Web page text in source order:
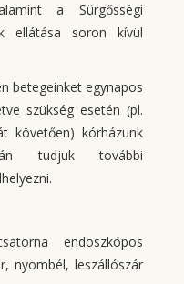
a Sürgősségi
ellátása soron kívül
betegeinket egynapos
szükség esetén (pl.
követően) kórházunk
tudjuk további
endoszkópos
nyombél, leszállószár